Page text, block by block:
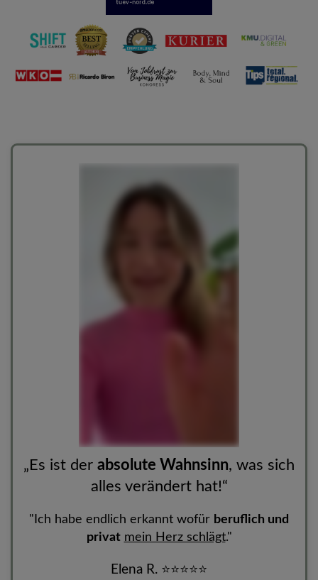
„Es ist der absolute Wahnsinn, was sich
alles verändert hat!“
"Ich habe endlich erkannt wofür beruflich und
privat mein Herz schlägt."
Elena R. ⭐⭐⭐⭐⭐